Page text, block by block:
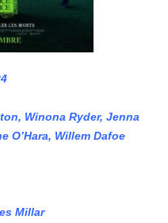
Winona Ryder, Jenna
O’Hara, Willem Dafoe
Millar